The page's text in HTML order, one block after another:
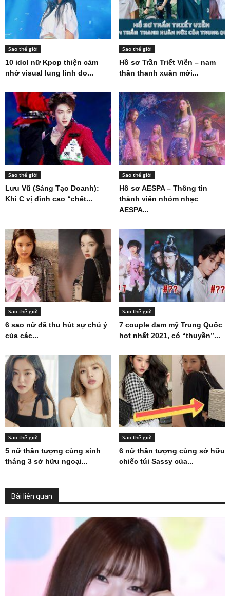
Sao thế giới
10 idol nữ Kpop thiện cảm
nhờ visual lung linh do...
Sao thế giới
Hồ sơ Trần Triết Viễn – nam
thần thanh xuân mới...
Sao thế giới
Lưu Vũ (Sáng Tạo Doanh):
Khi C vị đỉnh cao “chết...
Sao thế giới
Hồ sơ AESPA – Thông tin
thành viên nhóm nhạc
AESPA...
Sao thế giới
6 sao nữ đã thu hút sự chú ý
của các...
Sao thế giới
7 couple đam mỹ Trung Quốc
hot nhất 2021, có “thuyền”...
Sao thế giới
5 nữ thần tượng cùng sinh
tháng 3 sở hữu ngoại...
Sao thế giới
6 nữ thần tượng cùng sở hữu
chiếc túi Sassy của...
Bài liên quan